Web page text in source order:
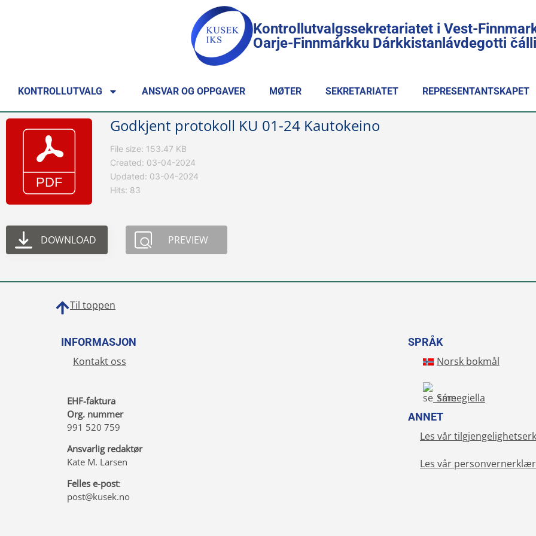
Kontrollutvalgssekretariatet i Vest-
Oarje-Finnmárkku Dárkkistanlávdegotti
KONTROLLUTVALG ANSVAR OG OPPGAVER MØTER SEKRETARIATET REPRESENTANTSKAPET
Godkjent protokoll KU 01-24 Kautokeino
File size: 153.47 KB
Created: 03-04-2024
Updated: 03-04-2024
Hits: 83
DOWNLOAD PREVIEW
Til toppen
INFORMASJON
Kontakt oss
EHF-faktura
Org. nummer
991 520 759
Ansvarlig redaktør
Kate M. Larsen
Felles e-post:
post@kusek.no
SPRÅK
Norsk bokmål
Sámegiella
ANNET
Les vår
Les vår